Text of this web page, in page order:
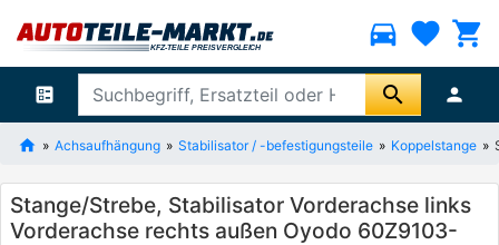
directions_car favorite shopping_cart
ballot search person
Achsaufhängung Stabilisator / -befestigungsteile Koppelstange
Stange/Strebe, Stabilisator Vorderachse links
Vorderachse rechts außen Oyodo 60Z9103-